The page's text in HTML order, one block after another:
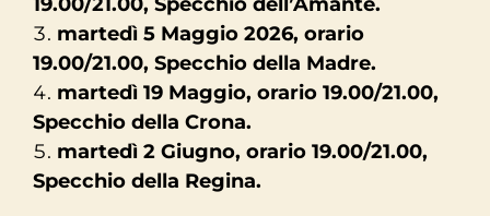
martedì 5 Maggio 2026, orario
19.00/21.00, Specchio della Madre.
martedì 19 Maggio, orario 19.00/21.00,
Specchio della Crona.
martedì 2 Giugno, orario 19.00/21.00,
Specchio della Regina.